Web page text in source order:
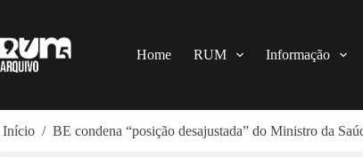
o
conteúdo
Home RUM Informação
Início / BE condena “posição desajustada” do Ministro da